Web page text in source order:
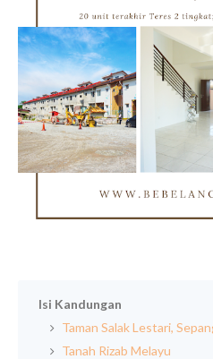
Isi Kandungan
Taman Salak Lestari,
Tanah Rizab Melayu